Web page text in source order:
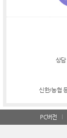
상
신한/농협
PC버전